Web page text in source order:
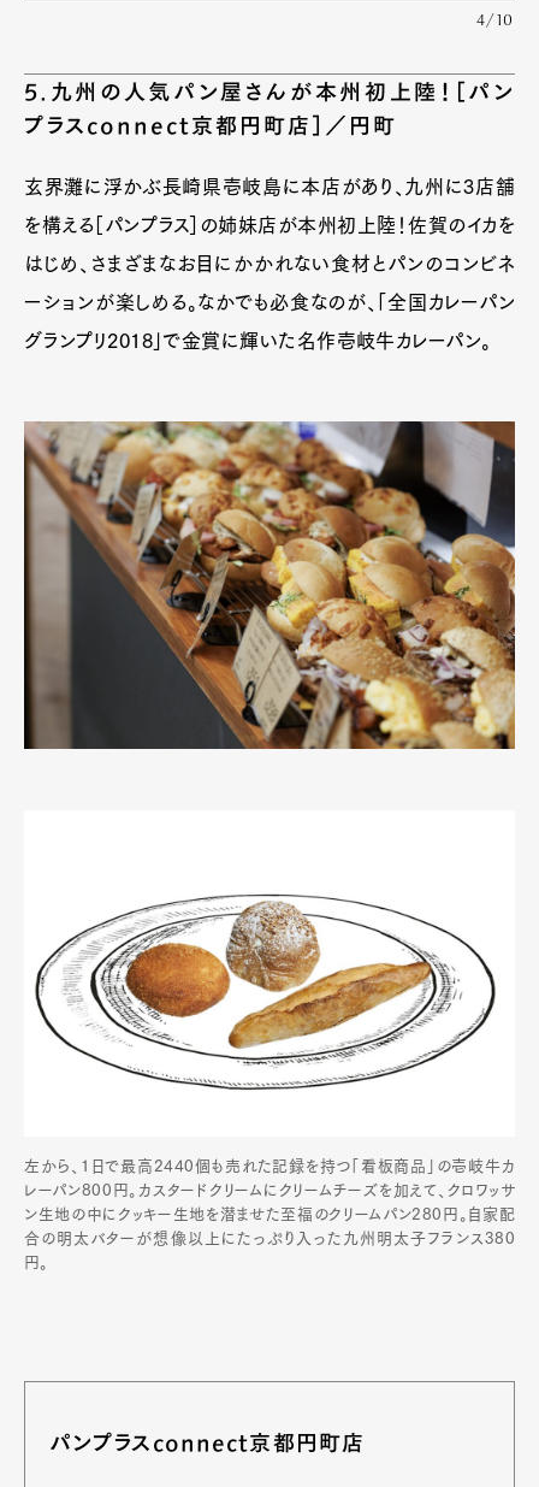
4/10
5.九州の人気パン屋さんが本州初上陸！［パン
プラスconnect京都円町店］／円町
玄界灘に浮かぶ長崎県壱岐島に本店があり、九州に3店舗
を構える［パンプラス］の姉妹店が本州初上陸！佐賀のイカを
はじめ、さまざまなお目にかかれない食材とパンのコンビネ
ーションが楽しめる。なかでも必食なのが、「全国カレーパン
グランプリ2018」で金賞に輝いた名作壱岐牛カレーパン。
左から、1日で最高2440個も売れた記録を持つ「看板商品」の壱岐牛カ
レーパン800円。カスタードクリームにクリームチーズを加えて、クロワッサ
ン生地の中にクッキー生地を潜ませた至福のクリームパン280円。自家配
合の明太バターが想像以上にたっぷり入った九州明太子フランス380
円。
パンプラスconnect京都円町店